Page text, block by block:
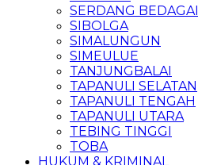
SERDANG BEDAGAI
SIBOLGA
SIMALUNGUN
SIMEULUE
TANJUNGBALAI
TAPANULI SELATAN
TAPANULI TENGAH
TAPANULI UTARA
TEBING TINGGI
TOBA
HUKUM & KRIMINAL